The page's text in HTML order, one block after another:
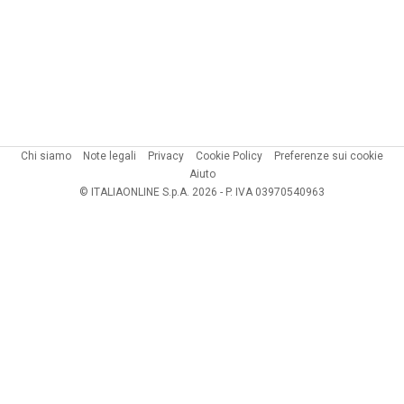
Chi siamo Note legali Privacy Cookie Policy
Preferenze sui cookie
Aiuto
© ITALIAONLINE S.p.A. 2026 - P. IVA 03970540963